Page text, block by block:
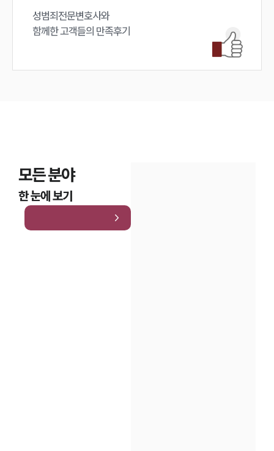
성범죄전문변호사와
함께한 고객들의 만족후기
모든 분야
한 눈에 보기